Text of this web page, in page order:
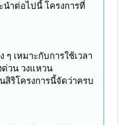
ำต่อไปนี้ โครงการที่
เหมาะกับการใช้เวลา
วน วงแหวน
สิริโครงการนี้จัดว่าครบ